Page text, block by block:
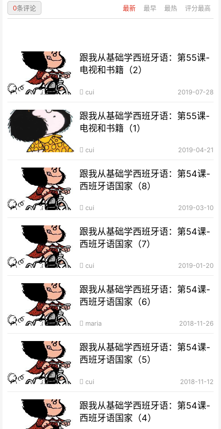
最新 最早 最热 评分最高
0条评论
跟我从基础学西班牙语：第55课-
电视和书籍（2）
cui 2019-07-28
跟我从基础学西班牙语：第55课-
电视和书籍（1）
cui 2019-04-21
跟我从基础学西班牙语：第54课-
西班牙语国家（8）
cui 2019-03-10
跟我从基础学西班牙语：第54课-
西班牙语国家（7）
cui 2019-01-20
跟我从基础学西班牙语：第54课-
西班牙语国家（6）
maria 2018-11-26
跟我从基础学西班牙语：第54课-
西班牙语国家（5）
cui 2018-11-12
跟我从基础学西班牙语：第54课-
西班牙语国家（4）